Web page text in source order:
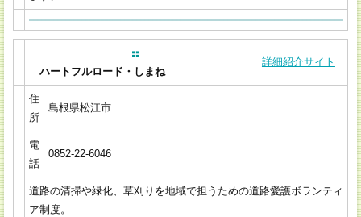
ハートフルロード・しまね
詳細紹介サイト
住
所
島根県松江市
電
話
0852-22-6046
道路の清掃や緑化、草刈りを地域で担うための道路愛護ボランティ
ア制度。